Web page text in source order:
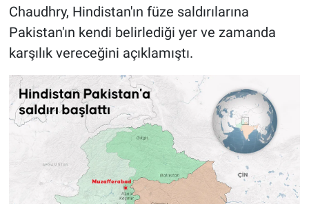
Chaudhry, Hindistan'ın füze saldırılarına
Pakistan'ın kendi belirlediği yer ve zamanda
karşılık vereceğini açıklamıştı.